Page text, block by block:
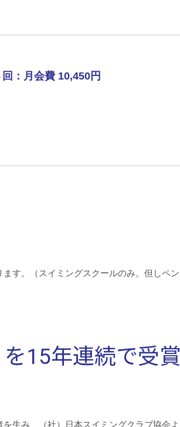
：月会費 10,450円
す。（スイミングスクールのみ。但しペン
を15年連続で受賞
生み、（社）日本スイミングクラブ協会よ